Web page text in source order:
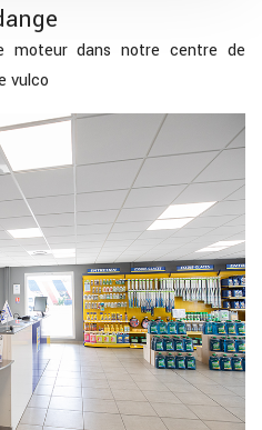
moteur dans notre centre de
vulco